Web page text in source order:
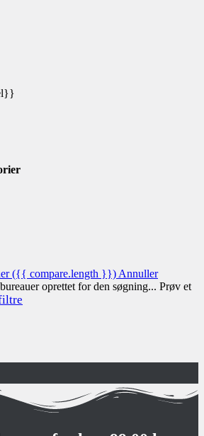
({{ compare.length }}) Annuller
oprettet for den søgning... Prøv et